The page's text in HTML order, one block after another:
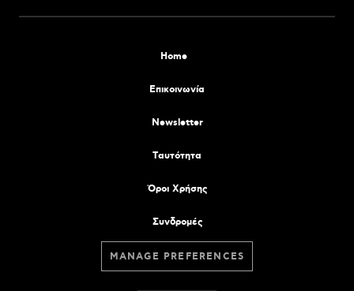
Home
Επικοινωνία
Newsletter
Tαυτότητα
Όροι Χρήσης
Συνδρομές
MANAGE PREFERENCES